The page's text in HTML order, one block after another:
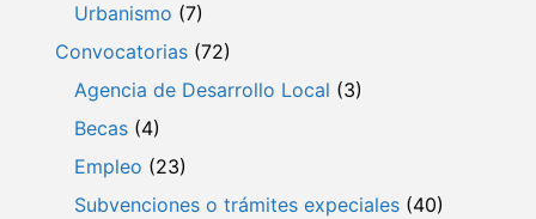
Urbanismo (7)
Convocatorias (72)
Agencia de Desarrollo Local (3)
Becas (4)
Empleo (23)
Subvenciones o trámites expeciales (40)